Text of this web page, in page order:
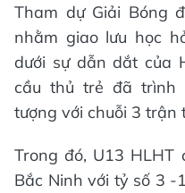
Tham dự Giải Bóng
nhằm giao lưu học
dưới sự dẫn dắt của
cầu thủ trẻ đã trình
tượng với chuỗi 3
Trong đó, U13
Bắc Ninh với tỷ số 3 -